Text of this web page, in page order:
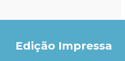
Edição Impressa